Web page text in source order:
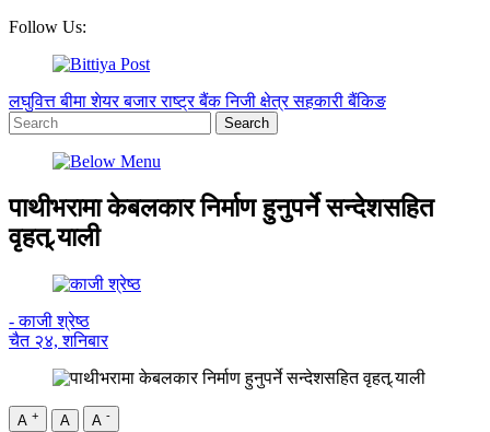
Follow Us:
लघुवित्तबीमाशेयर बजारराष्ट्र बैंकनिजी क्षेत्रसहकारीबैंकिङ
पाथीभरामा केबलकार निर्माण हुनुपर्ने सन्देशसहित
वृहत् र्‍याली
- काजी श्रेष्ठ
चैत २४, शनिबार
A + A A -